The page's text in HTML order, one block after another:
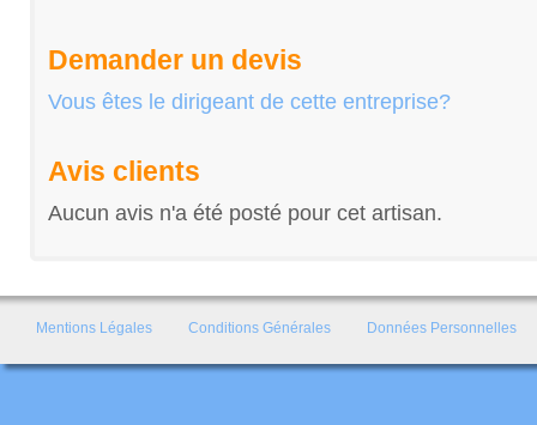
Demander un devis
Vous êtes le dirigeant de cette entreprise?
Avis clients
Aucun avis n'a été posté pour cet artisan.
Mentions Légales Conditions Générales Données Personnelles